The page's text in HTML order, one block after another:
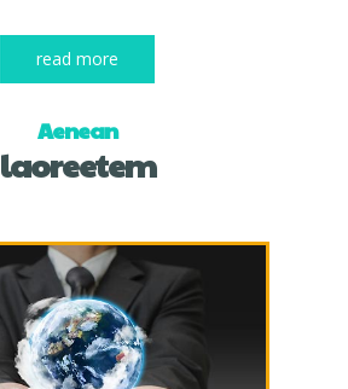
read more
Aenean
laoreetem